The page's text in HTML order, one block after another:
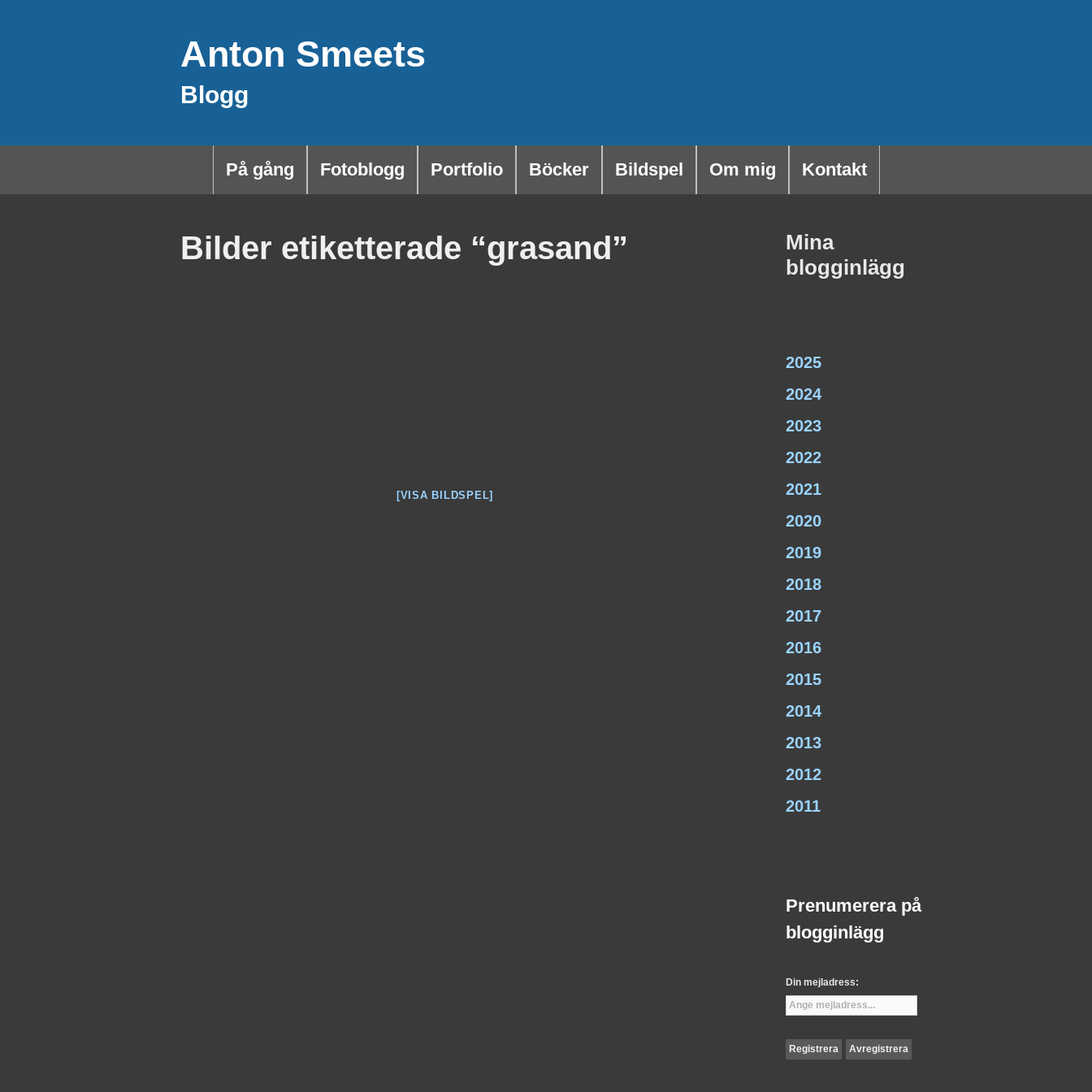
Anton Smeets
Blogg
På gång Fotoblogg Portfolio Böcker Bildspel Om mig Kontakt
Bilder etiketterade “grasand”
[VISA BILDSPEL]
Mina
blogginlägg
2025
2024
2023
2022
2021
2020
2019
2018
2017
2016
2015
2014
2013
2012
2011
Prenumerera på
blogginlägg
Din mejladress: